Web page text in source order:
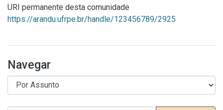
URI permanente desta comunidade
https://arandu.ufrpe.br/handle/123456789/2925
Navegar